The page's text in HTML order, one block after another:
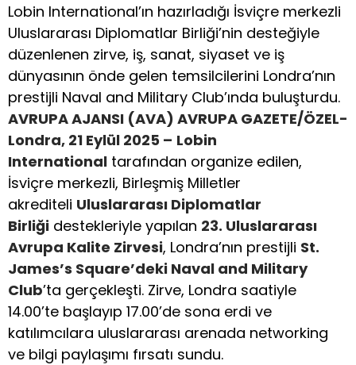
Lobin International’ın hazırladığı İsviçre merkezli
Uluslararası Diplomatlar Birliği’nin desteğiyle
düzenlenen zirve, iş, sanat, siyaset ve iş
dünyasının önde gelen temsilcilerini Londra’nın
prestijli Naval and Military Club’ında buluşturdu.
AVRUPA AJANSI (AVA) AVRUPA GAZETE/ÖZEL-
Londra, 21 Eylül 2025 – Lobin
International tarafından organize edilen,
İsviçre merkezli, Birleşmiş Milletler
akrediteli Uluslararası Diplomatlar
Birliği destekleriyle yapılan 23. Uluslararası
Avrupa Kalite Zirvesi, Londra’nın prestijli St.
James’s Square’deki Naval and Military
Club’ta gerçekleşti. Zirve, Londra saatiyle
14.00’te başlayıp 17.00’de sona erdi ve
katılımcılara uluslararası arenada networking
ve bilgi paylaşımı fırsatı sundu.